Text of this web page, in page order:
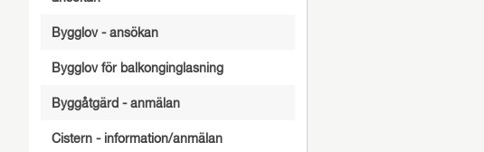
Bygglov - ansökan
Bygglov för balkonginglasning
Byggåtgärd - anmälan
Cistern - information/anmälan